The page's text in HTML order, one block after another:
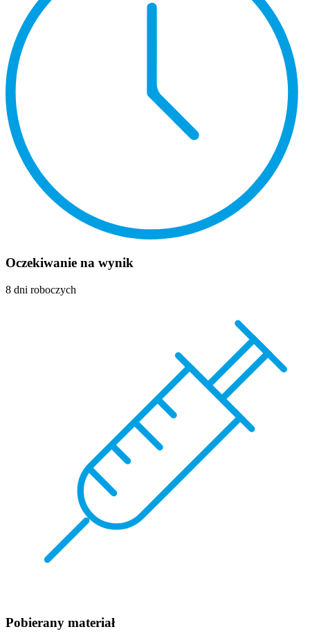
Oczekiwanie na wynik
8 dni roboczych
Pobierany materiał